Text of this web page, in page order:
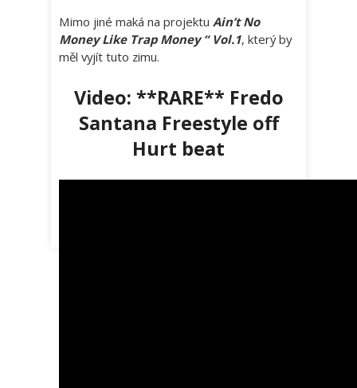
Mimo jiné maká na projektu Ain’t No
Money Like Trap Money “ Vol.1, který by
měl vyjít tuto zimu.
Video: **RARE** Fredo
Santana Freestyle off
Hurt beat